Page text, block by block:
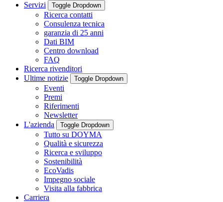
Servizi
Toggle Dropdown
Ricerca contatti
Consulenza tecnica
garanzia di 25 anni
Dati BIM
Centro download
FAQ
Ricerca rivenditori
Ultime notizie
Toggle Dropdown
Eventi
Premi
Riferimenti
Newsletter
L'azienda
Toggle Dropdown
Tutto su DOYMA
Qualità e sicurezza
Ricerca e sviluppo
Sostenibilità
EcoVadis
Impegno sociale
Visita alla fabbrica
Carriera